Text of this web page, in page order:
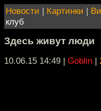
Новости | Картинки |
клуб
Здесь живут люди
10.06.15 14:49 | Goblin |